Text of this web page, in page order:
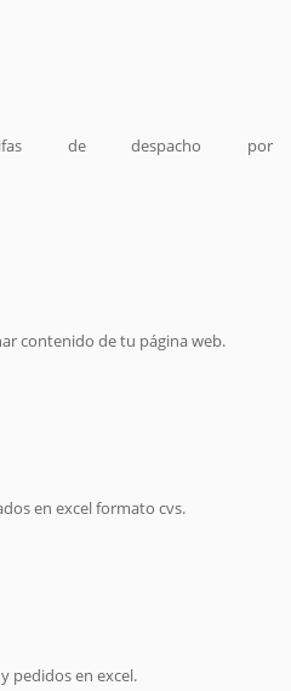
de despacho por
contenido de tu página web.
en excel formato cvs.
pedidos en excel.